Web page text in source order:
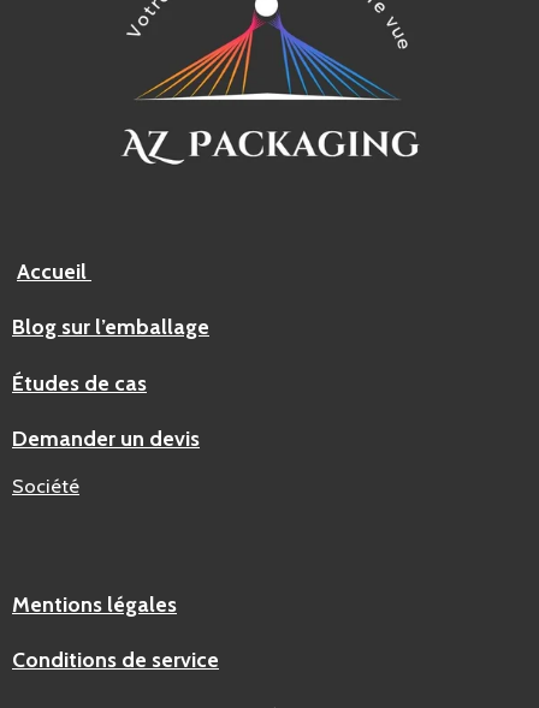
Accueil
Blog sur l’emballage
Études de cas
Demander un devis
Société
Mentions légales
Conditions de service